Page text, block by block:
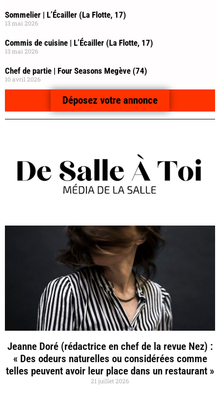
Sommelier | L’Écailler (La Flotte, 17)
13 mai 2026
Commis de cuisine | L’Écailler (La Flotte, 17)
13 mai 2026
Chef de partie | Four Seasons Megève (74)
10 avril 2026
Déposez votre annonce
Jeanne Doré (rédactrice en chef de la revue Nez) :
« Des odeurs naturelles ou considérées comme
telles peuvent avoir leur place dans un restaurant »
21 juillet 2026